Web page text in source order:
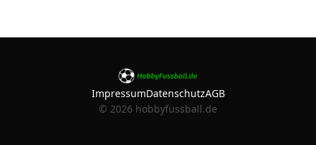
ImpressumDatenschutzAGB
© 2026 hobbyfussball.de